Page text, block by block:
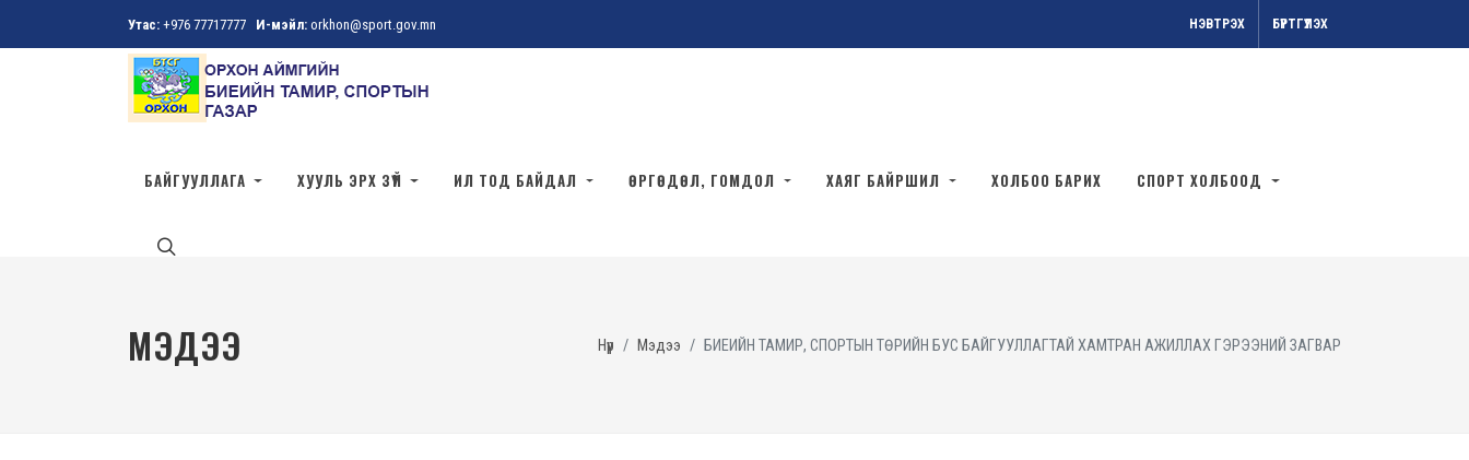
Утас: +976 77717777 И-мэйл: orkhon@sport.gov.mn НЭВТРЭХ БҮРТГҮҮЛЭХ
БАЙГУУЛЛАГА ХУУЛЬ ЭРХ ЗҮЙ ИЛ ТОД БАЙДАЛ ӨРГӨДӨЛ, ГОМДОЛ ХАЯГ БАЙРШИЛ ХОЛБОО БАРИХ СПОРТ ХОЛБООД
МЭДЭЭ Нүүр Мэдээ БИЕИЙН ТАМИР, СПОРТЫН ТӨРИЙН БУС БАЙГУУЛЛАГТАЙ ХАМТРАН АЖИЛЛАХ ГЭРЭЭНИЙ ЗАГВАР